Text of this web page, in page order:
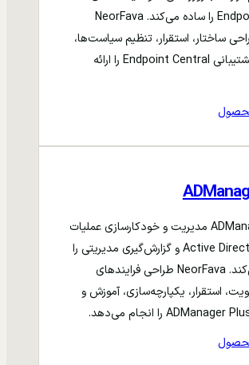
امنیتی Endpoint را ساده می‌کند. NeorFava
ساختار، استقرار، تنظیم سیاست‌ها،
آموزش و پشتیبانی Endpoint Central را ارائه
ADManager Plus مدیریت و خودکارسازی عملیات
روزمره Active Directory و گزارش‌گیری مدیریتی را
تسهیل می‌کند. NeorFava طراحی فرایندهای
استقرار، یکپارچه‌سازی، آموزش و